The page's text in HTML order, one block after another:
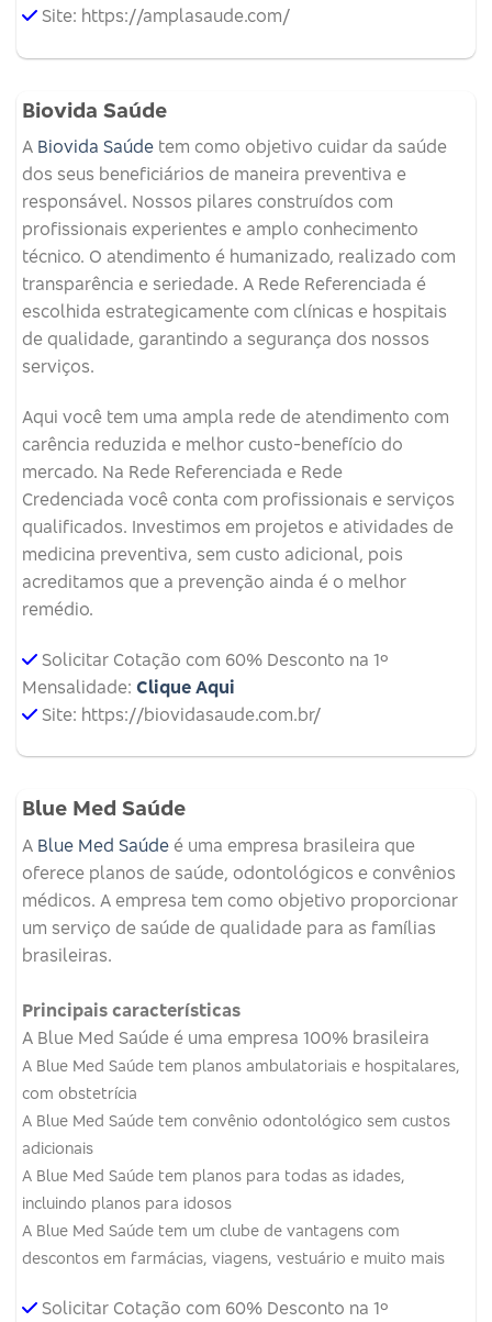
Site: https://amplasaude.com/
Biovida Saúde
A Biovida Saúde tem como objetivo cuidar da saúde
dos seus beneficiários de maneira preventiva e
responsável. Nossos pilares construídos com
profissionais experientes e amplo conhecimento
técnico. O atendimento é humanizado, realizado com
transparência e seriedade. A Rede Referenciada é
escolhida estrategicamente com clínicas e hospitais
de qualidade, garantindo a segurança dos nossos
serviços.
Aqui você tem uma ampla rede de atendimento com
carência reduzida e melhor custo-benefício do
mercado. Na Rede Referenciada e Rede
Credenciada você conta com profissionais e serviços
qualificados. Investimos em projetos e atividades de
medicina preventiva, sem custo adicional, pois
acreditamos que a prevenção ainda é o melhor
remédio.
Solicitar Cotação com 60% Desconto na 1º
Mensalidade: Clique Aqui
Site: https://biovidasaude.com.br/
Blue Med Saúde
A Blue Med Saúde é uma empresa brasileira que
oferece planos de saúde, odontológicos e convênios
médicos. A empresa tem como objetivo proporcionar
um serviço de saúde de qualidade para as famílias
brasileiras.
Principais características
A Blue Med Saúde é uma empresa 100% brasileira
A Blue Med Saúde tem planos ambulatoriais e hospitalares,
com obstetrícia
A Blue Med Saúde tem convênio odontológico sem custos
adicionais
A Blue Med Saúde tem planos para todas as idades,
incluindo planos para idosos
A Blue Med Saúde tem um clube de vantagens com
descontos em farmácias, viagens, vestuário e muito mais
Solicitar Cotação com 60% Desconto na 1º